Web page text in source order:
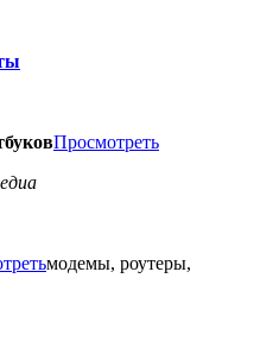
Просмотреть
модемы, роутеры,